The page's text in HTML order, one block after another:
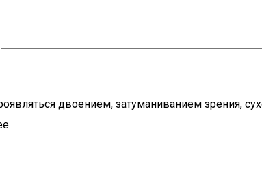
двоением, затуманиванием зрения,